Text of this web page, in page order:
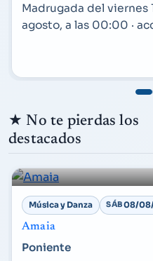
Madrugada del viernes
agosto, a las 00:00 ·
★ No te pierdas los
destacados
Música y Danza SÁB08/
Amaia
Poniente